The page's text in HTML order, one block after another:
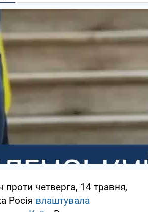
проти четверга, 14 травня,
Росія влаштувала